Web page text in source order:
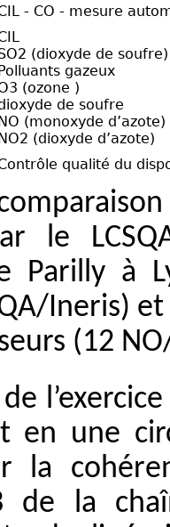
- CO - mesure
(dioxyde de soufre)
gazeux
(ozone )
de soufre
(monoxyde d’azote)
(dioxyde d’azote)
qualité du
le
Parilly à
Ineris)
(12
en une
la
la